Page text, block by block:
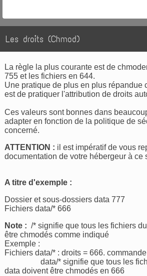
Les droits (Chmod)
La règle la plus courante est de
755 et les fichiers en 644.
Une pratique de plus en plus répandue
est de pratiquer l'attribution de droits
Ces valeurs sont bonnes dans
adapter en fonction de la politique de
concerné.
ATTENTION : il est impératif de vous
documentation de votre hébergeur à ce
A titre d'exemple :
Dossier et sous-dossiers data 777
Fichiers data/* 666
Note : /* signifie que tous les fichiers
être chmodés comme indiqué
Exemple :
Fichiers data/* : droits = 666.
data/* signifie que tous les
data doivent être chmodés en 666